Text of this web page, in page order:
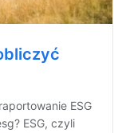
ESG
ESG, czyli